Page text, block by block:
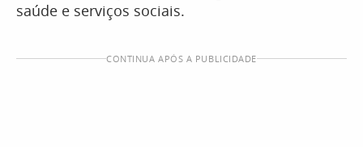
saúde e serviços sociais.
CONTINUA APÓS A PUBLICIDADE